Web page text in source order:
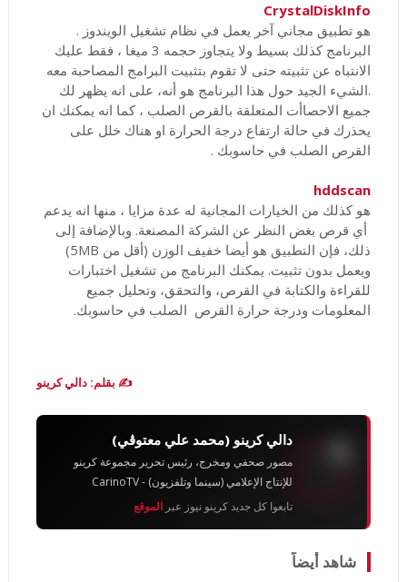
CrystalDiskInfo
هو تطبيق مجاني آخر يعمل في نظام تشغيل الويندوز .
البرنامج كذلك بسيط ولا يتجاوز حجمه 3 ميغا ، فقط عليك
الانتباه عن تثبيته حتى لا تقوم بتثبيت البرامج المصاحبة معه
.الشيء الجيد حول هذا البرنامج هو أنه، على انه يظهر لك
جميع الاحصاأت المتعلقة بالقرص الصلب ، كما انه يمكنك ان
يحذرك في حالة ارتفاع درجة الحرارة او هناك خلل على
القرص الصلب في حاسوبك .
hddscan
هو كذلك من الخيارات المجانية له عدة مزايا ، منها انه يدعم
أي قرص بغض النظر عن الشركة المصنعة. وبالإضافة إلى
ذلك، فإن التطبيق هو أيضا خفيف الوزن (أقل من 5MB)
ويعمل بدون تثبيت. يمكنك البرنامج من تشغيل اختبارات
للقراءة والكتابة في القرص، والتحقق، وتحليل جميع
المعلومات ودرجة حرارة القرص الصلب في حاسوبك.
✍️ بقلم: دالي كرينو
دالي كرينو (محمد علي معتوڨي)
مصور صحفي ومخرج، رئيس تحرير مجموعة كرينو
للإنتاج الإعلامي (سينما وتلفزيون) - CarinoTV
تابعوا كل جديد كرينو نيوز عبر الموقع
شاهد أيضاً